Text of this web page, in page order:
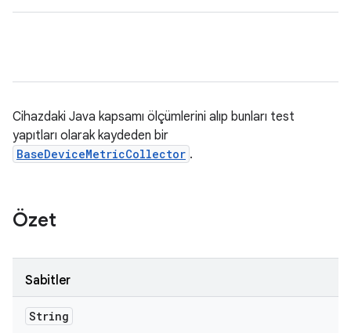
Cihazdaki Java kapsamı ölçümlerini alıp bunları test
yapıtları olarak kaydeden bir
BaseDeviceMetricCollector .
Özet
Sabitler
String